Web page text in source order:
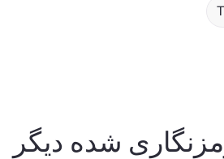
شده دیگر